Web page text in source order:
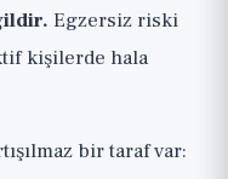
Egzersiz riski
kişilerde hala
bir taraf var: